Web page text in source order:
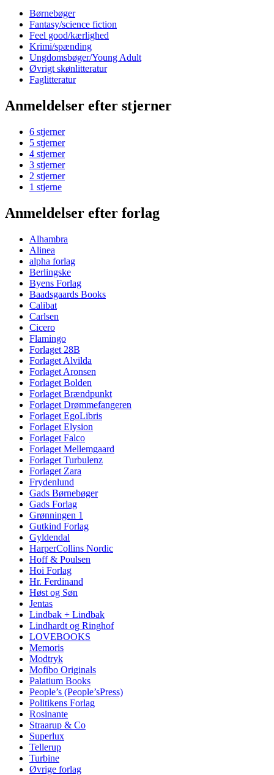
Børnebøger
Fantasy/science fiction
Feel good/kærlighed
Krimi/spænding
Ungdomsbøger/Young Adult
Øvrigt skønlitteratur
Faglitteratur
Anmeldelser efter stjerner
6 stjerner
5 stjerner
4 stjerner
3 stjerner
2 stjerner
1 stjerne
Anmeldelser efter forlag
Alhambra
Alinea
alpha forlag
Berlingske
Byens Forlag
Baadsgaards Books
Calibat
Carlsen
Cicero
Flamingo
Forlaget 28B
Forlaget Alvilda
Forlaget Aronsen
Forlaget Bolden
Forlaget Brændpunkt
Forlaget Drømmefangeren
Forlaget EgoLibris
Forlaget Elysion
Forlaget Falco
Forlaget Mellemgaard
Forlaget Turbulenz
Forlaget Zara
Frydenlund
Gads Børnebøger
Gads Forlag
Grønningen 1
Gutkind Forlag
Gyldendal
HarperCollins Nordic
Hoff & Poulsen
Hoi Forlag
Hr. Ferdinand
Høst og Søn
Jentas
Lindbak + Lindbak
Lindhardt og Ringhof
LOVEBOOKS
Memoris
Modtryk
Mofibo Originals
Palatium Books
People’s (People’sPress)
Politikens Forlag
Rosinante
Straarup & Co
Superlux
Tellerup
Turbine
Øvrige forlag